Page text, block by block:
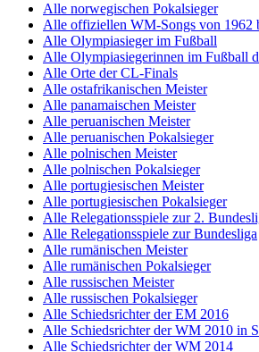
Alle norwegischen Pokalsieger
Alle offiziellen WM-Songs von 1962
Alle Olympiasieger im Fußball
Alle Olympiasiegerinnen im Fußball
Alle Orte der CL-Finals
Alle ostafrikanischen Meister
Alle panamaischen Meister
Alle peruanischen Meister
Alle peruanischen Pokalsieger
Alle polnischen Meister
Alle polnischen Pokalsieger
Alle portugiesischen Meister
Alle portugiesischen Pokalsieger
Alle Relegationsspiele zur 2.
Alle Relegationsspiele zur Bundesliga
Alle rumänischen Meister
Alle rumänischen Pokalsieger
Alle russischen Meister
Alle russischen Pokalsieger
Alle Schiedsrichter der EM 2016
Alle Schiedsrichter der WM 2010 in
Alle Schiedsrichter der WM 2014